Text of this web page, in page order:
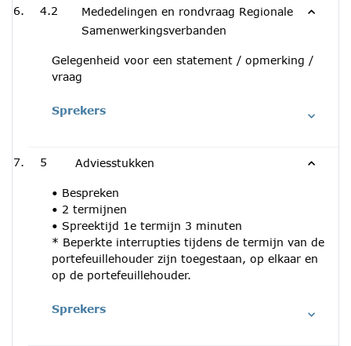
4.2
Mededelingen en rondvraag Regionale
Samenwerkingsverbanden
Gelegenheid voor een statement / opmerking /
vraag
Sprekers
5 Adviesstukken
• Bespreken
• 2 termijnen
• Spreektijd 1e termijn 3 minuten
* Beperkte interrupties tijdens de termijn van de
portefeuillehouder zijn toegestaan, op elkaar en
op de portefeuillehouder.
Sprekers